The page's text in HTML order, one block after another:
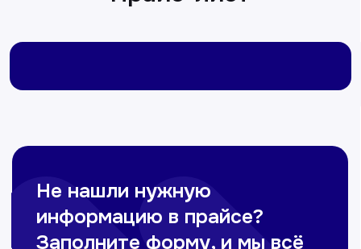
Омонов Акром
Врач ЛОР
Вечерние смены